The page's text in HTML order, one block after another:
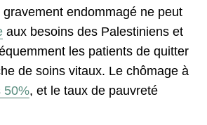
endommagé ne peut
aux besoins des Palestiniens et
les patients de quitter
de soins vitaux. Le chômage à
50%, et le taux de pauvreté